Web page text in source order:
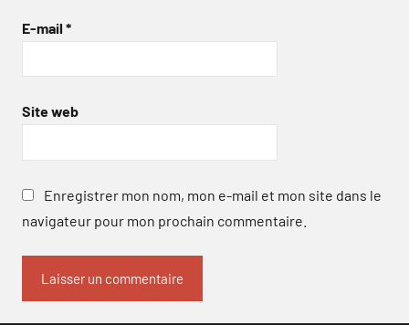
E-mail *
Site web
Enregistrer mon nom, mon e-mail et mon site dans le
navigateur pour mon prochain commentaire.